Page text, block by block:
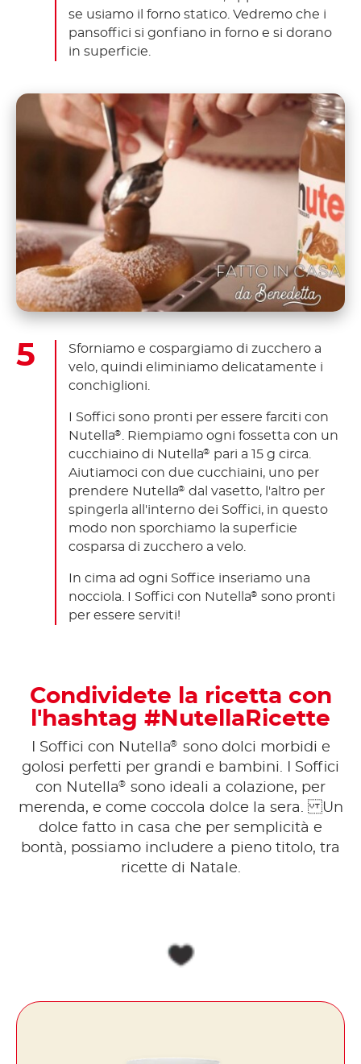
se usiamo il forno statico. Vedremo che i
pansoffici si gonfiano in forno e si dorano
in superficie.
Sforniamo e cospargiamo di zucchero a
velo, quindi eliminiamo delicatamente i
conchiglioni.
I Soffici sono pronti per essere farciti con
Nutella® . Riempiamo ogni fossetta con un
cucchiaino di Nutella® pari a 15 g circa.
Aiutiamoci con due cucchiaini, uno per
prendere Nutella® dal vasetto, l'altro per
spingerla all'interno dei Soffici, in questo
modo non sporchiamo la superficie
cosparsa di zucchero a velo.
In cima ad ogni Soffice inseriamo una
nocciola. I Soffici con Nutella® sono pronti
per essere serviti!
Condividete la ricetta con
l'hashtag #NutellaRicette
I Soffici con Nutella®
sono dolci morbidi e
golosi perfetti per grandi e bambini. I Soffici
con Nutella® sono ideali a colazione, per
merenda, e come coccola dolce la sera. Un
dolce fatto in casa che per semplicità e
bontà, possiamo includere a pieno titolo, tra
ricette di Natale.